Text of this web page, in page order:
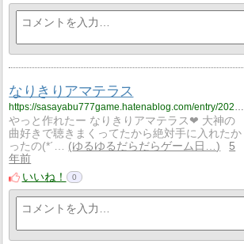
なりきりアマテラス
やっと作れたー なりきりアマテラス❤ 大神の
曲好きで聴きまくってたから絶対手に入れたか
ったの(*´…
ゆるゆるだらだらゲーム日…
5
年前
いいね！
0